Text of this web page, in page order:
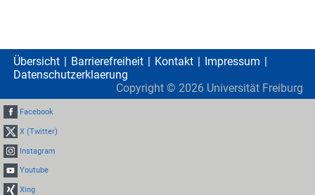
Übersicht Barrierefreiheit Kontakt
Impressum
Datenschutzerklaerung
Copyright © 2026 Universität Freiburg
Facebook
X (Twitter)
Instagram
Youtube
Xing